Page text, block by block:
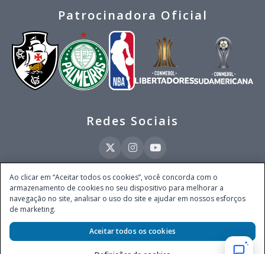
Patrocinadora Oficial
Redes Sociais
Este site é operado pela Ventmear Brasil LTDA (CNPJ 52.868.380/0001-84), com
endereço na Avenida Brigadeiro Faria Lima, nº 4.055, 3º andar, Itaim Bibi, no
Município de São Paulo, Estado de São Paulo, CEP 04538-133, Brasil - empresa
Secretaria de Prêmios e Apostas do Ministério da Fazenda, conforme Portaria nº
247, de 07.02.2025, publicada no DOU em 11.2.2025.
Ao clicar em “Aceitar todos os cookies”, você concorda com o
armazenamento de cookies no seu dispositivo para melhorar a
navegação no site, analisar o uso do site e ajudar em nossos esforços
de marketing.
Aceitar todos os cookies